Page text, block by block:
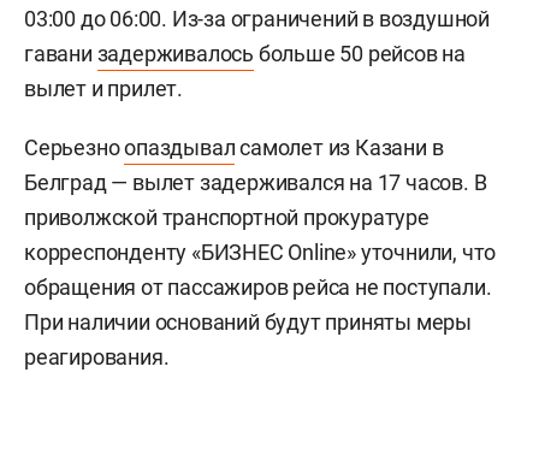
03:00 до 06:00. Из-за ограничений в воздушной
гавани задерживалось больше 50 рейсов на
вылет и прилет.
Серьезноопаздывалсамолет из Казани в
Белград — вылет задерживался на 17 часов. В
приволжской транспортной прокуратуре
корреспонденту «БИЗНЕС Online» уточнили, что
обращения от пассажиров рейса не поступали.
При наличии оснований будут приняты меры
реагирования.